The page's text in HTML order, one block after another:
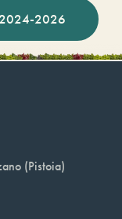
2024-2026
(Pistoia)